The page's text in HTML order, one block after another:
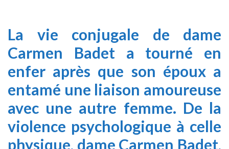
La vie conjugale de dame
Carmen Badet a tourné en
enfer après que son époux a
entamé une liaison amoureuse
avec une autre femme. De la
violence psychologique à celle
physique, dame Carmen Badet,